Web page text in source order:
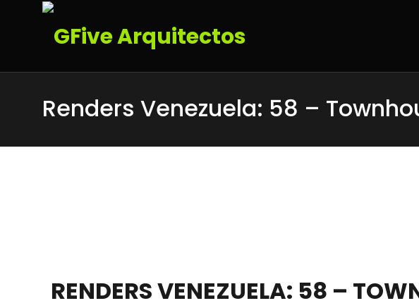
Renders Venezuela: 58 –
RENDERS VENEZUELA: 58 –